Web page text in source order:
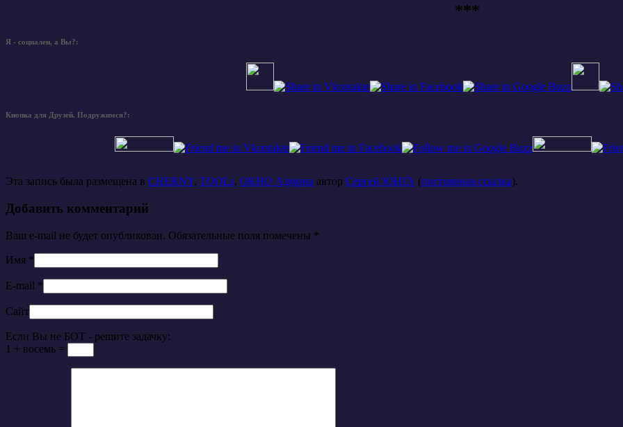
***
Я - социален, а Вы?:
Кнопка для Друзей. Подружимся?:
Эта запись была размещена в CHERNY, TOOLs, ОКНО Админа автор Сергей ЮНГА (постоянная ссылка).
Добавить комментарий
Ваш e-mail не будет опубликован. Обязательные поля помечены *
Имя *
E-mail *
Сайт
Если Вы не БОТ - решите задачку:
1 + восемь =